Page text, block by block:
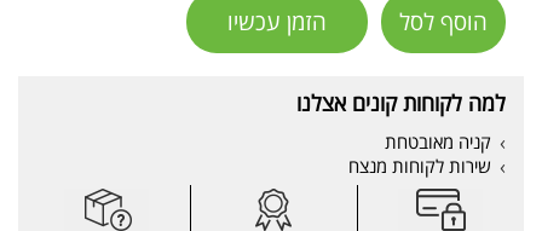
הוסף לסל הזמן עכשיו
למה לקוחות קונים אצלנו
קניה מאובטחת
שירות לקוחות מנצח